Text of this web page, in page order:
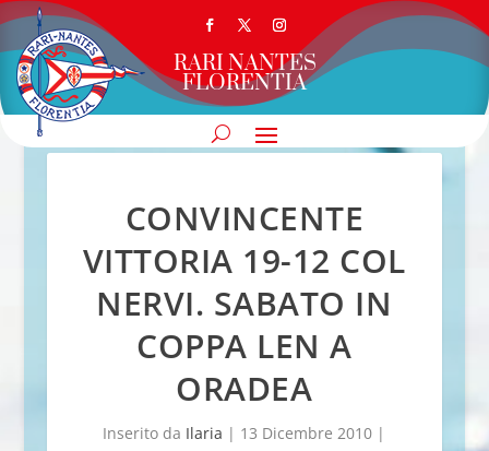
RARI NANTES
FLORENTIA
CONVINCENTE
VITTORIA 19-12 COL
NERVI. SABATO IN
COPPA LEN A
ORADEA
Inserito da Ilaria | 13 Dicembre 2010 |